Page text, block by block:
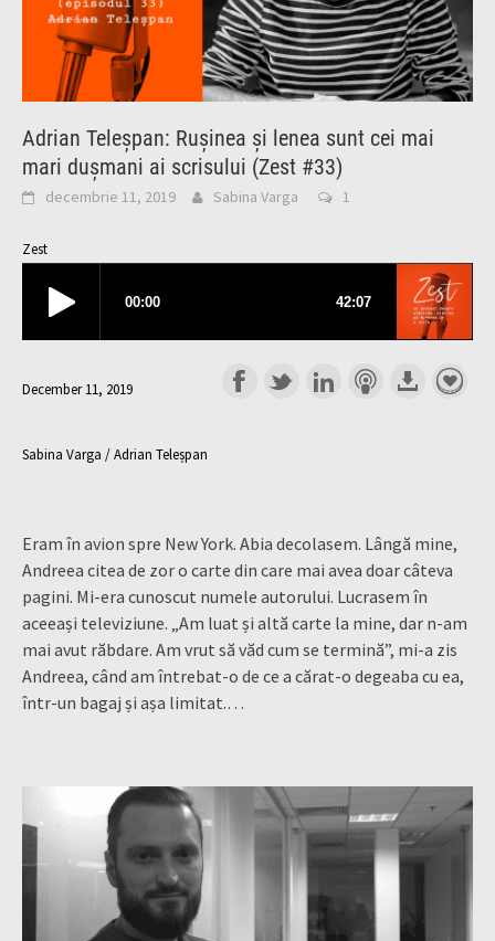
Adrian Teleșpan: Rușinea și lenea sunt cei mai
mari dușmani ai scrisului (Zest #33)
decembrie 11, 2019 Sabina Varga 1
Zest
December 11, 2019
Sabina Varga / Adrian Teleșpan
Eram în avion spre New York. Abia decolasem. Lângă mine,
Andreea citea de zor o carte din care mai avea doar câteva
pagini. Mi-era cunoscut numele autorului. Lucrasem în
aceeași televiziune. „Am luat și altă carte la mine, dar n-am
mai avut răbdare. Am vrut să văd cum se termină”, mi-a zis
Andreea, când am întrebat-o de ce a cărat-o degeaba cu ea,
într-un bagaj și așa limitat.…